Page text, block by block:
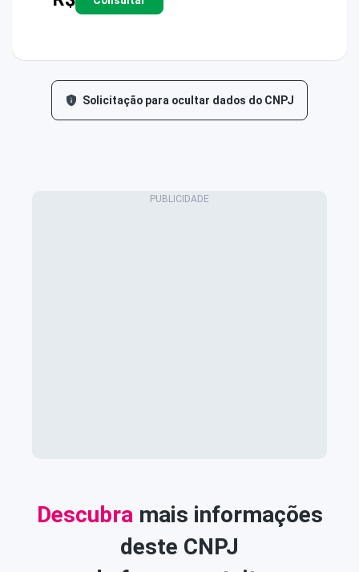
Solicitação para ocultar dados do CNPJ
Descubramais informações
deste CNPJ